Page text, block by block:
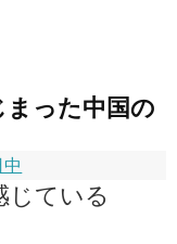
まった中国の
中
じている